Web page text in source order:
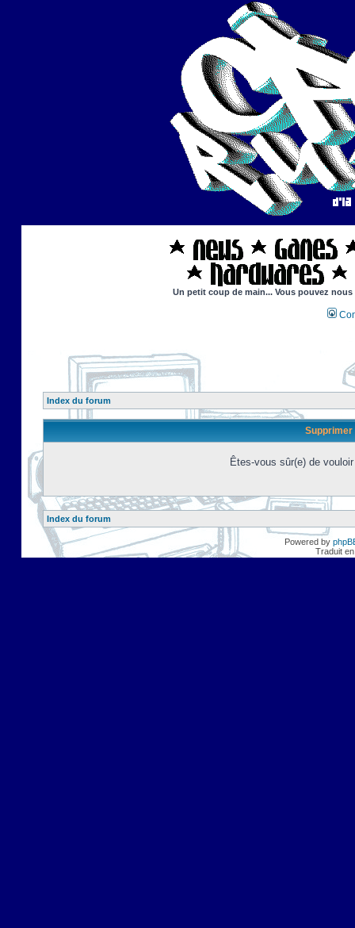
Un petit coup de main... Vous pouvez
Index du forum
Supprimer
Êtes-vous sûr(e) de
Index du forum
Powered by
Traduit